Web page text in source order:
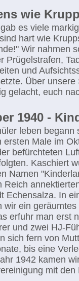
wie
es viele
hart wie
Wir nahmen
Prügelstrafen,
und
Über
gelacht, euch
1940 -
leben begann
ersten Male im
befürchteten
Kaschiert
Namen
Reich
Echensalza. In
wir ein
erfuhr man erst
und zwei HJ-
sich fern von
bis eine
1942 kamen
mit